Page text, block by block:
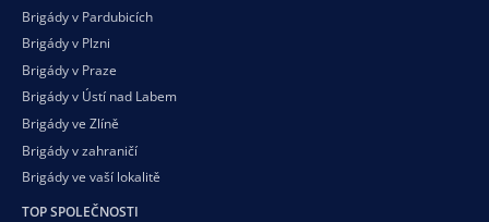
Brigády v Pardubicích
Brigády v Plzni
Brigády v Praze
Brigády v Ústí nad Labem
Brigády ve Zlíně
Brigády v zahraničí
Brigády ve vaší lokalitě
TOP SPOLEČNOSTI